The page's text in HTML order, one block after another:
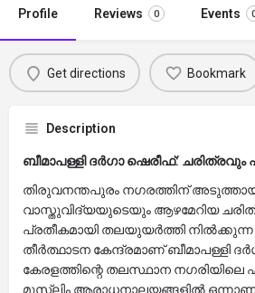
Profile Reviews 0 Events
Get directions Bookmark
Description
ബീമാപള്ളി ദർഗാ ഷെരീഫ്:
തിരുവനന്തപുരം നഗരത്തിന്
വാസ്തുവിദ്യയുടെയും ആഴമേറിയ
പ്രതീകമായി തലയുയർത്തി
തീർത്ഥാടന കേന്ദ്രമാണ് ബീമാപള്ളി
കേരളത്തിന്റെ തലസ്ഥാന നഗരിയിലെ
മുസ്‌ലിം ആരാധനാലയങ്ങളിൽ